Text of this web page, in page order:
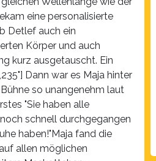
eine personalisierte
Detlef auch ein
Körper und auch
kurz ausgetauscht. Ein
Dann war es Maja hinter
so unangenehm laut
"Sie haben alle
schnell durchgegangen
haben!"Maja fand die
allen möglichen